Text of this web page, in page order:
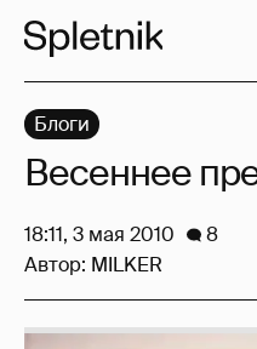
Блоги
Весеннее
18:11, 3 мая 2010
8
Автор: MILKER